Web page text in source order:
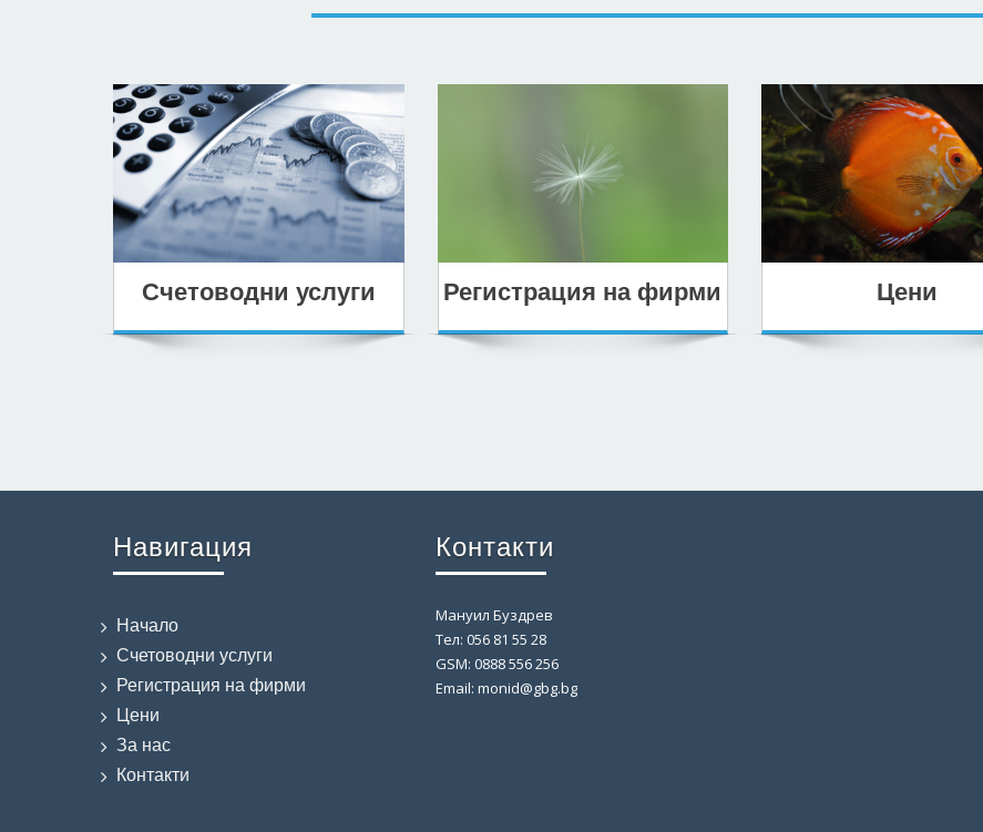
Счетоводни услуги Регистрация на фирми Цени
Навигация
Начало
Счетоводни услуги
Регистрация на фирми
Цени
За нас
Контакти
Контакти
Мануил Буздрев
Тел: 056 81 55 28
GSM: 0888 556 256
Email: monid@gbg.bg